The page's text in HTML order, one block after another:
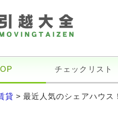
チェックリスト
貸 > 最近人気のシェアハウス